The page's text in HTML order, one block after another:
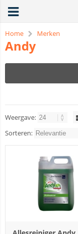
Home Merken
Andy
Weergave:
Sorteren: